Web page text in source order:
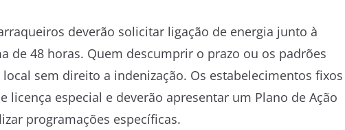
deverão solicitar ligação de energia junto à
de 48 horas. Quem descumprir o prazo ou os padrões
sem direito a indenização. Os estabelecimentos fixos
especial e deverão apresentar um Plano de Ação
programações específicas.